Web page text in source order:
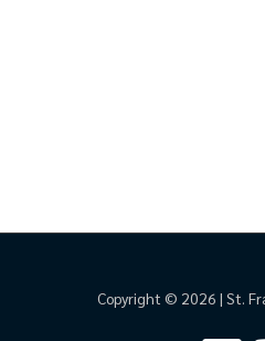
Copyright © 2026 | St.